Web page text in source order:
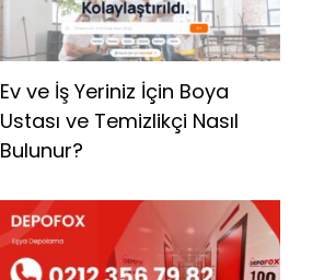
Ev ve İş Yeriniz İçin Boya
Ustası ve Temizlikçi Nasıl
Bulunur?